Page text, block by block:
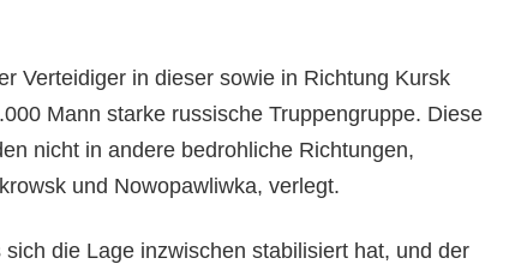
Verteidiger in dieser sowie in Richtung Kursk
Mann starke russische Truppengruppe. Diese
nicht in andere bedrohliche Richtungen,
und Nowopawliwka, verlegt.
die Lage inzwischen stabilisiert hat, und der